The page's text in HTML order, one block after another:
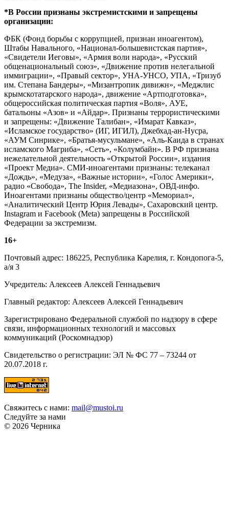
*В России признаны экстремистскими и запрещены
организации:
ФБК (Фонд борьбы с коррупцией, признан иноагентом),
Штабы Навального, «Национал-большевистская партия»,
«Свидетели Иеговы», «Армия воли народа», «Русский
общенациональный союз», «Движение против нелегальной
иммиграции», «Правый сектор», УНА-УНСО, УПА, «Тризуб
им. Степана Бандеры», «Мизантропик дивижн», «Меджлис
крымскотатарского народа», движение «Артподготовка»,
общероссийская политическая партия «Воля», АУЕ,
батальоны «Азов» и «Айдар». Признаны террористическими
и запрещены: «Движение Талибан», «Имарат Кавказ»,
«Исламское государство» (ИГ, ИГИЛ), Джебхад-ан-Нусра,
«АУМ Синрике», «Братья-мусульмане», «Аль-Каида в странах
исламского Магриба», «Сеть», «Колумбайн». В РФ признана
нежелательной деятельность «Открытой России», издания
«Проект Медиа». СМИ-иноагентами признаны: телеканал
«Дождь», «Медуза», «Важные истории», «Голос Америки»,
радио «Свобода», The Insider, «Медиазона», ОВД-инфо.
Иноагентами признаны общество/центр «Мемориал»,
«Аналитический Центр Юрия Левады», Сахаровский центр.
Instagram и Facebook (Metа) запрещены в Российской
Федерации за экстремизм.
16+
Почтовый адрес: 186225, Республика Карелия, г. Кондопога-5,
а/я 3
Учредитель: Алексеев Алексей Геннадьевич
Главный редактор: Алексеев Алексей Геннадьевич
Зарегистрировано Федеральной службой по надзору в сфере
связи, информационных технологий и массовых
коммуникаций (Роскомнадзор)
Свидетельство о регистрации: ЭЛ № ФС 77 – 73244 от
20.07.2018 г.
Свяжитесь с нами: mail@mustoi.ru
Следуйте за нами
© 2026 Черника